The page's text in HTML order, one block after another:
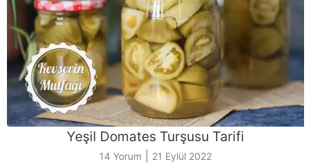
Yeşil Domates Turşusu Tarifi
14 Yorum 21 Eylül 2022